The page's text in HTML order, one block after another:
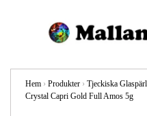
Hem › Produkter › Tjeckiska
Crystal Capri Gold Full Amos 5g